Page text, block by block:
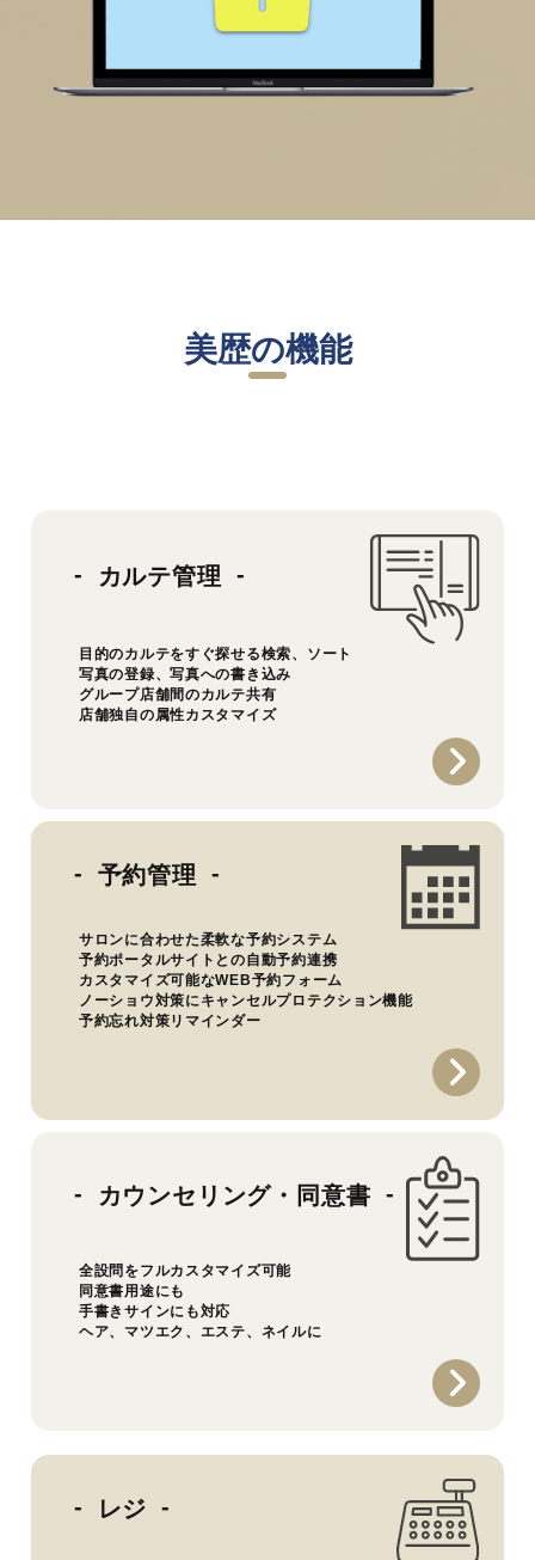
美歴の機能
カルテ管理
目的のカルテをすぐ探せる検索、ソート
写真の登録、写真への書き込み
グループ店舗間のカルテ共有
店舗独自の属性カスタマイズ
予約管理
サロンに合わせた柔軟な予約システム
予約ポータルサイトとの自動予約連携
カスタマイズ可能なWEB予約フォーム
ノーショウ対策にキャンセルプロテクション機能
予約忘れ対策リマインダー
カウンセリング・同意書
全設問をフルカスタマイズ可能
同意書用途にも
手書きサインにも対応
ヘア、マツエク、エステ、ネイルに
レジ